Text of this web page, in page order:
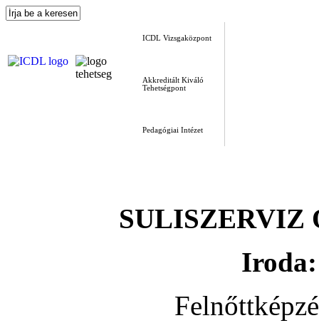
ICDL Vizsgaközpont
Akkreditált Kiváló
Tehetségpont
Pedagógiai Intézet
SULISZERVIZ
Iroda: